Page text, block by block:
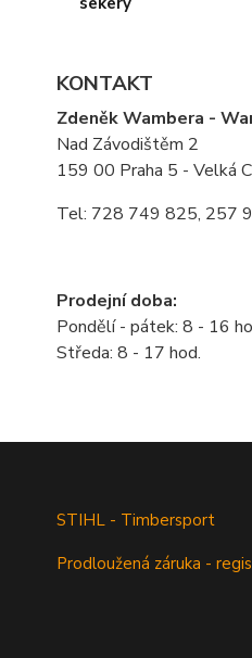
KONTAKT
Zdeněk Wambera -
Nad Závodištěm 2
159 00 Praha 5 - Velká
Tel: 728 749 825, 257
Prodejní doba:
Pondělí - pátek: 8 - 16
Středa: 8 - 17 hod.
STIHL - Timbersport
Prodloužená záruka -